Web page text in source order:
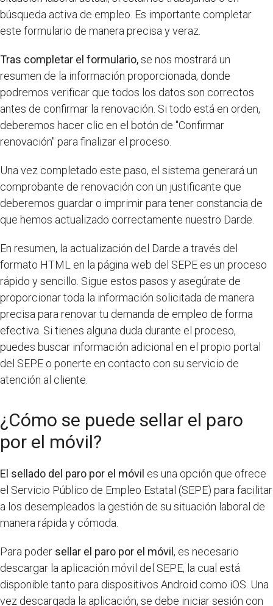
búsqueda activa de empleo. Es importante completar
este formulario de manera precisa y veraz.
Tras completar el formulario,se nos mostrará un
resumen de la información proporcionada, donde
podremos verificar que todos los datos son correctos
antes de confirmar la renovación. Si todo está en orden,
deberemos hacer clic en el botón de "Confirmar
renovación" para finalizar el proceso.
Una vez completado este paso, el sistema generará un
comprobante de renovación con un justificante que
deberemos guardar o imprimir para tener constancia de
que hemos actualizado correctamente nuestro Darde.
En resumen, la actualización del Darde a través del
formato HTML en la página web del SEPE es un proceso
rápido y sencillo. Sigue estos pasos y asegúrate de
proporcionar toda la información solicitada de manera
precisa para renovar tu demanda de empleo de forma
efectiva. Si tienes alguna duda durante el proceso,
puedes buscar información adicional en el propio portal
del SEPE o ponerte en contacto con su servicio de
atención al cliente.
¿Cómo se puede sellar el paro
por el móvil?
El sellado del paro por el móvil es una opción que ofrece
el Servicio Público de Empleo Estatal (SEPE) para facilitar
a los desempleados la gestión de su situación laboral de
manera rápida y cómoda.
Para poder sellar el paro por el móvil , es necesario
descargar la aplicación móvil del SEPE, la cual está
disponible tanto para dispositivos Android como iOS. Una
vez descargada la aplicación, se debe iniciar sesión con